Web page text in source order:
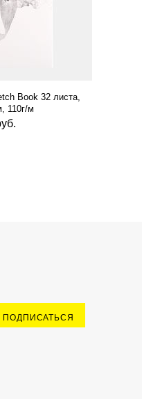
Book 32 листа,
110г/м